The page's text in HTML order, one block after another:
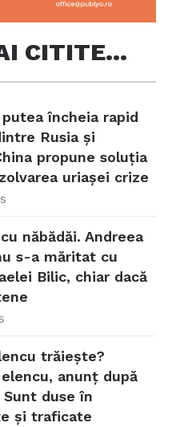
CITITE…
încheia rapid
Rusia și
propune soluția
uriașei crize
năbădăi. Andreea
s-a măritat cu
Bilic, chiar dacă
trăiește?
anunț după
duse în
și traficate